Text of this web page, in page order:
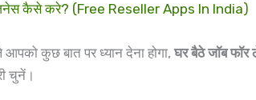
कैसे करे? (Free Reseller Apps In India)
कुछ बात पर ध्यान देना होगा, घर बैठे जॉब फॉर
चुनें।